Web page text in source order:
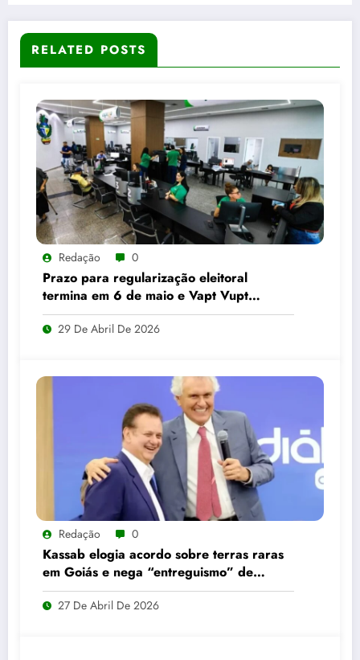
RELATED POSTS
Redação 0
Prazo para regularização eleitoral
termina em 6 de maio e Vapt Vupt
reforça alerta em Goiás
29 De Abril De 2026
Redação 0
Kassab elogia acordo sobre terras raras
em Goiás e nega “entreguismo” de
Caiado
27 De Abril De 2026